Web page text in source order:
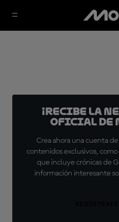
¡Recibe la
oficial de
Crea ahora una cuenta
contenidos exclusivos,
que incluye crónicas de
información interesante